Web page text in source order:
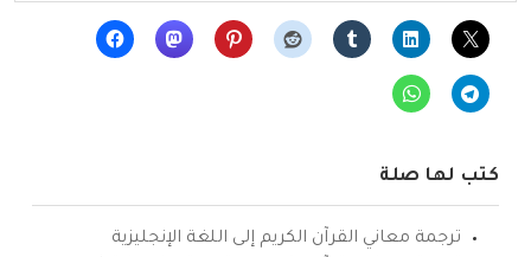
كتب لها صلة
ترجمة معاني القرآن الكريم إلى اللغة الإنجليزية